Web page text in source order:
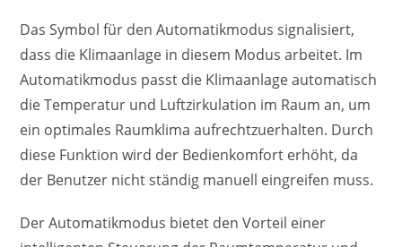
Das Symbol für den Automatikmodus signalisiert,
dass die Klimaanlage in diesem Modus arbeitet. Im
Automatikmodus passt die Klimaanlage automatisch
die Temperatur und Luftzirkulation im Raum an, um
ein optimales Raumklima aufrechtzuerhalten. Durch
diese Funktion wird der Bedienkomfort erhöht, da
der Benutzer nicht ständig manuell eingreifen muss.
Der Automatikmodus bietet den Vorteil einer